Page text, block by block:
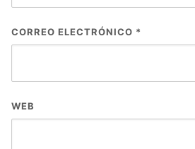
CORREO ELECTRÓNICO *
WEB